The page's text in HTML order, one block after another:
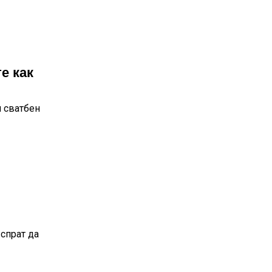
как
да